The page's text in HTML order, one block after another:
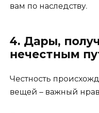
вам по наследству.
4. Дары,
нечестным
Честность
вещей – важный